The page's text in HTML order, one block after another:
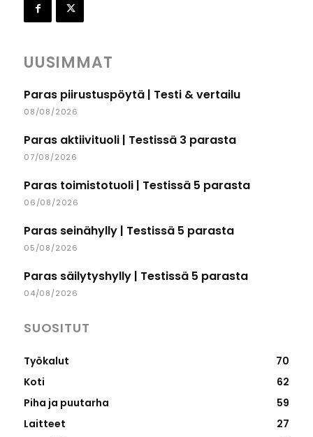
UUSIMMAT
Paras piirustuspöytä | Testi & vertailu
08/08/2026
Paras aktiivituoli | Testissä 3 parasta
07/08/2026
Paras toimistotuoli | Testissä 5 parasta
06/08/2026
Paras seinähylly | Testissä 5 parasta
05/08/2026
Paras säilytyshylly | Testissä 5 parasta
04/08/2026
SUOSITUT
Työkalut
70
Koti
62
Piha ja puutarha
59
Laitteet
27